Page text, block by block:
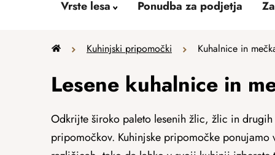
Vrste lesa Ponudba za podjetja
Home Kuhinjski pripomočki Kuhalnice in
Lesene kuhalnice in
Odkrijte široko paleto lesenih žlic, žlic in drugih
pripomočkov. Kuhinjske pripomočke ponujamo